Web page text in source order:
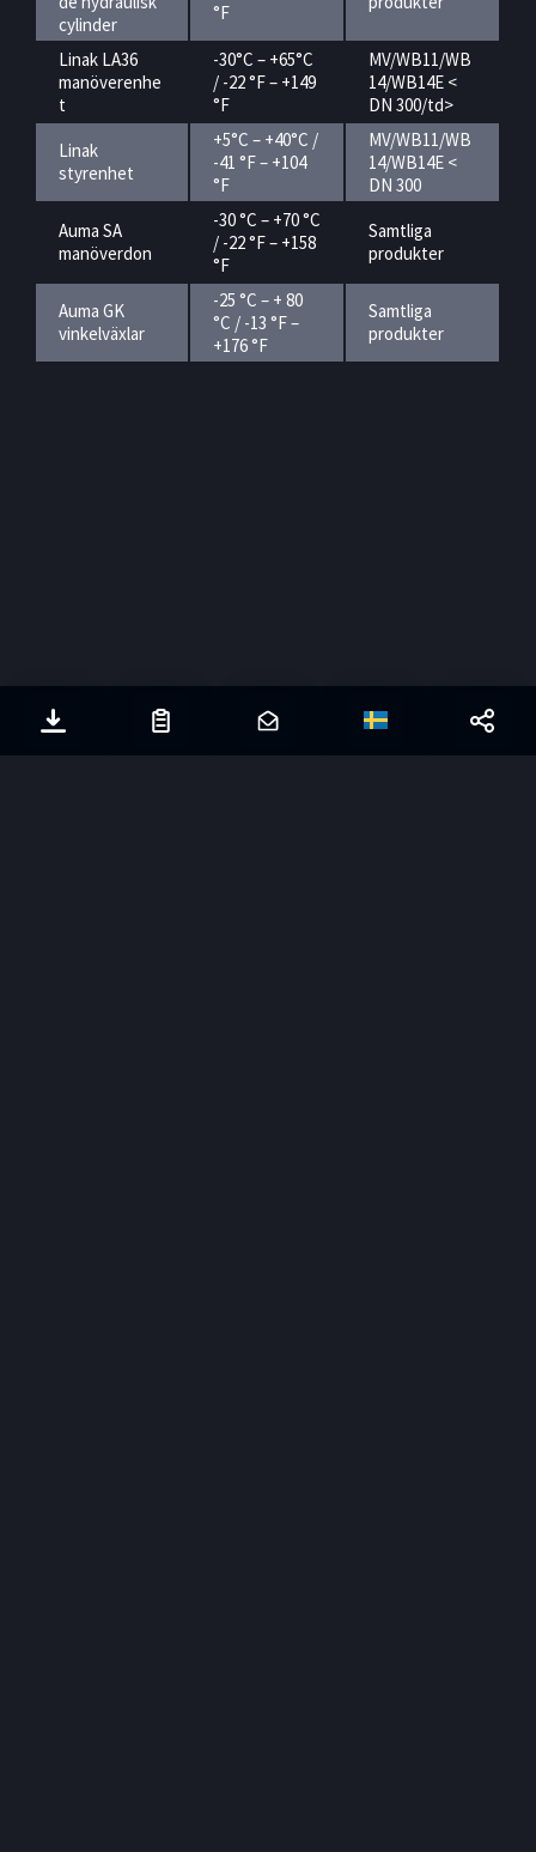
cylinder
°F
Linak LA36
manöverenhe
t
-30°C – +65°C
/ -22 °F – +149
°F
MV/WB11/WB
14/WB14E <
DN 300/td>
Linak
styrenhet
+5°C – +40°C /
-41 °F – +104
°F
MV/WB11/WB
14/WB14E <
DN 300
Auma SA
manöverdon
-30 °C – +70 °C
/ -22 °F – +158
°F
Samtliga
produkter
Auma GK
vinkelväxlar
-25 °C – + 80
°C / -13 °F –
+176 °F
Samtliga
produkter